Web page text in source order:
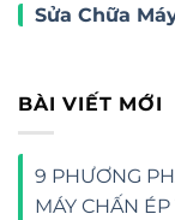
Sửa Chữa
BÀI VIẾT MỚI
9 PHƯƠNG
MÁY CHẤN